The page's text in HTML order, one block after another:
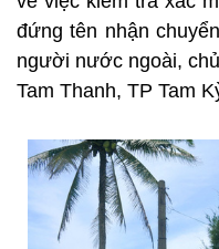
đứng tên nhận
người nước ngoài,
Tam Thanh, TP Tam